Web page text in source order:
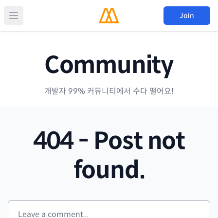
Join
Community
개발자 99% 커뮤니티에서 수다 떨어요!
404 - Post not
found.